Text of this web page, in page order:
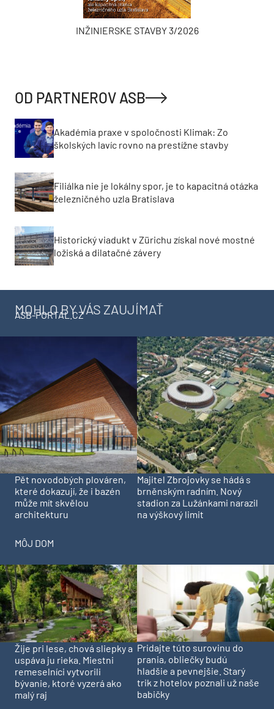
INŽINIERSKE STAVBY 3/2026
OD PARTNEROV ASB
Akadémia praxe v spoločnosti Klimak: Zo
školských lavíc rovno na prestížne stavby
Filiálka nie je lokálny spor, je to kapacitná otázka
železničného uzla Bratislava
Historický viadukt v Zürichu získal nové mostné
ložiská a dilatačné závery
MOHLO BY VÁS ZAUJÍMAŤ
ASB-PORTAL.CZ
Pět novodobých plováren,
které dokazují, že i bazén
může mít skvělou
architekturu
Majitel Zbrojovky se hádá s
brněnským radním. Nový
stadion za Lužánkami narazil
na výškový limit
MÔJ DOM
Žije pri lese, chová sliepky a
uspáva ju rieka. Miestni
remeselníci vytvorili
bývanie, ktoré vyzerá ako
malý raj
Pridajte túto surovinu do
prania, obliečky budú
hladšie a pevnejšie. Starý
trik z hotelov poznali už naše
babičky